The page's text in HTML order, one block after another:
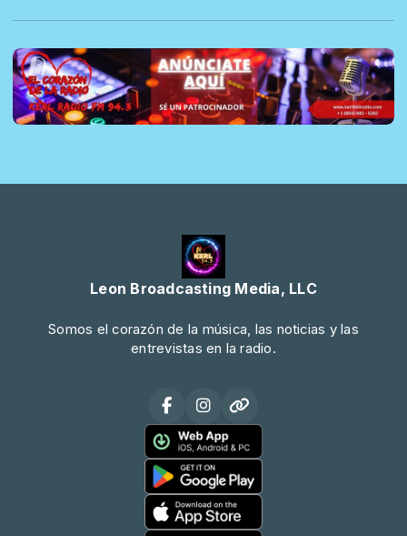
Leon Broadcasting Media, LLC
Somos el corazón de la música, las noticias y las
entrevistas en la radio.